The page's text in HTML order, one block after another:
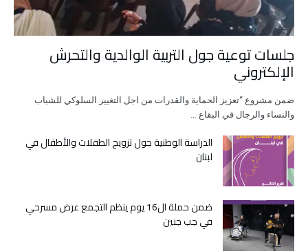
جلسات توعية جول التربية الوالدية والتحرش
الإلكتروني
ضمن مشروع “تعزيز الحماية والقدرات من اجل التغيير السلوكي للشباب
والنساء والرجال في البقاع …
الدراسة الوطنية حول تزويج الطفلات والأطفال في
لبنان
ضمن حملة ال16 يوم ينظم التجمع عرض مسرحي
في جب جنين